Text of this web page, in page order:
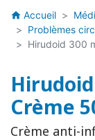
home Accueil
Problèmes
Hirudoid 300
Crème
Crème anti-